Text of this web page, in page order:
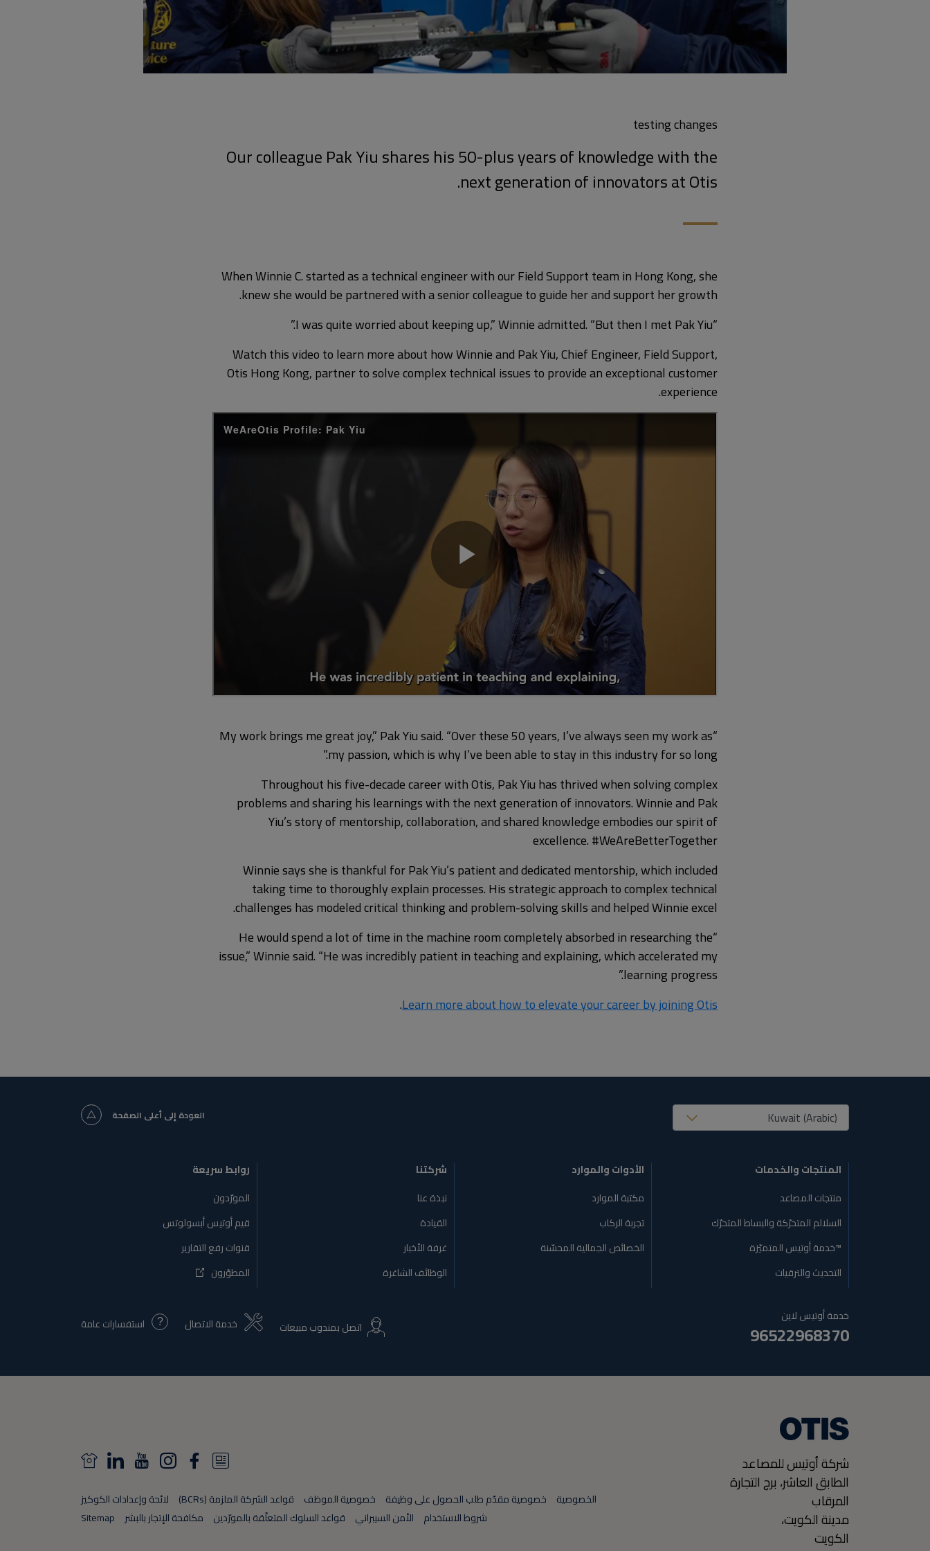
testing changes
Our colleague Pak Yiu shares his 50-plus years of knowledge with the
next generation of innovators at Otis.
When Winnie C. started as a technical engineer with our Field Support team in Hong Kong, she
knew she would be partnered with a senior colleague to guide her and support her growth.
“I was quite worried about keeping up,” Winnie admitted. “But then I met Pak Yiu.”
Watch this video to learn more about how Winnie and Pak Yiu, Chief Engineer, Field Support,
Otis Hong Kong, partner to solve complex technical issues to provide an exceptional customer
experience.
“My work brings me great joy,” Pak Yiu said. “Over these 50 years, I’ve always seen my work as
my passion, which is why I’ve been able to stay in this industry for so long.”
Throughout his five-decade career with Otis, Pak Yiu has thrived when solving complex
problems and sharing his learnings with the next generation of innovators. Winnie and Pak
Yiu’s story of mentorship, collaboration, and shared knowledge embodies our spirit of
excellence. #WeAreBetterTogether
Winnie says she is thankful for Pak Yiu’s patient and dedicated mentorship, which included
taking time to thoroughly explain processes. His strategic approach to complex technical
challenges has modeled critical thinking and problem-solving skills and helped Winnie excel.
“He would spend a lot of time in the machine room completely absorbed in researching the
issue,” Winnie said. “He was incredibly patient in teaching and explaining, which accelerated my
learning progress.”
Learn more about how to elevate your career by joining Otis
.
United States (EN) العودة إلى أعلى الصفحة
المنتجات والخدمات
منتجات المصاعد
السلالم المتحرّكة والبساط المتحرّك
™خدمة أوتيس المتميّزة
التحديث والترقيات
الأدوات والموارد
مكتبة الموارد
تجربة الركاب
الخصائص الجمالية المحسّنة
شركتنا
نبذة عنا
القيادة
غرفة الأخبار
الوظائف الشاغرة
روابط سريعة
المورّدون
قيم أوتيس أبسولوتس
قنوات رفع التقارير
المطوّرون
خدمة أوتيس لاين
96522968370 اتصل بمندوب مبيعات خدمة الاتصال استفسارات عامة
شركة أوتيس للمصاعد
الطابق العاشر، برج التجارة
المرقاب
مدينة الكويت،
الكويت
N
w
c
I
s
u
L
n
N
w
الخصوصية خصوصية مقدّم طلب الحصول على وظيفة خصوصية الموظف قواعد الشركة الملزمة (BCRs)
لائحة وإعدادات الكوكيز
شروط الاستخدام
الأمن السيبراني قواعد السلوك المتعلّقة بالمورّدين مكافحة الإتجار بالبشر Sitemap